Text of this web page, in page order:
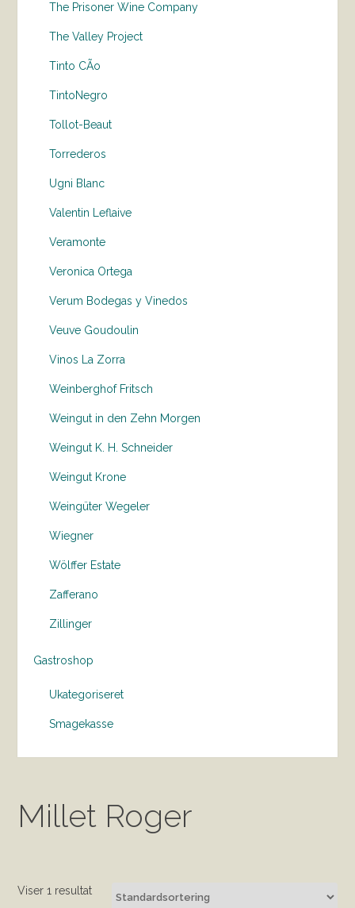
The Prisoner Wine Company
The Valley Project
Tinto CÃo
TintoNegro
Tollot-Beaut
Torrederos
Ugni Blanc
Valentin Leflaive
Veramonte
Veronica Ortega
Verum Bodegas y Vinedos
Veuve Goudoulin
Vinos La Zorra
Weinberghof Fritsch
Weingut in den Zehn Morgen
Weingut K. H. Schneider
Weingut Krone
Weingüter Wegeler
Wiegner
Wölffer Estate
Zafferano
Zillinger
Gastroshop
Ukategoriseret
Smagekasse
Millet Roger
Viser 1 resultat